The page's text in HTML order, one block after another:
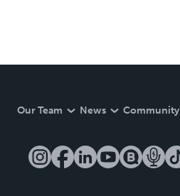
Our Team News Community